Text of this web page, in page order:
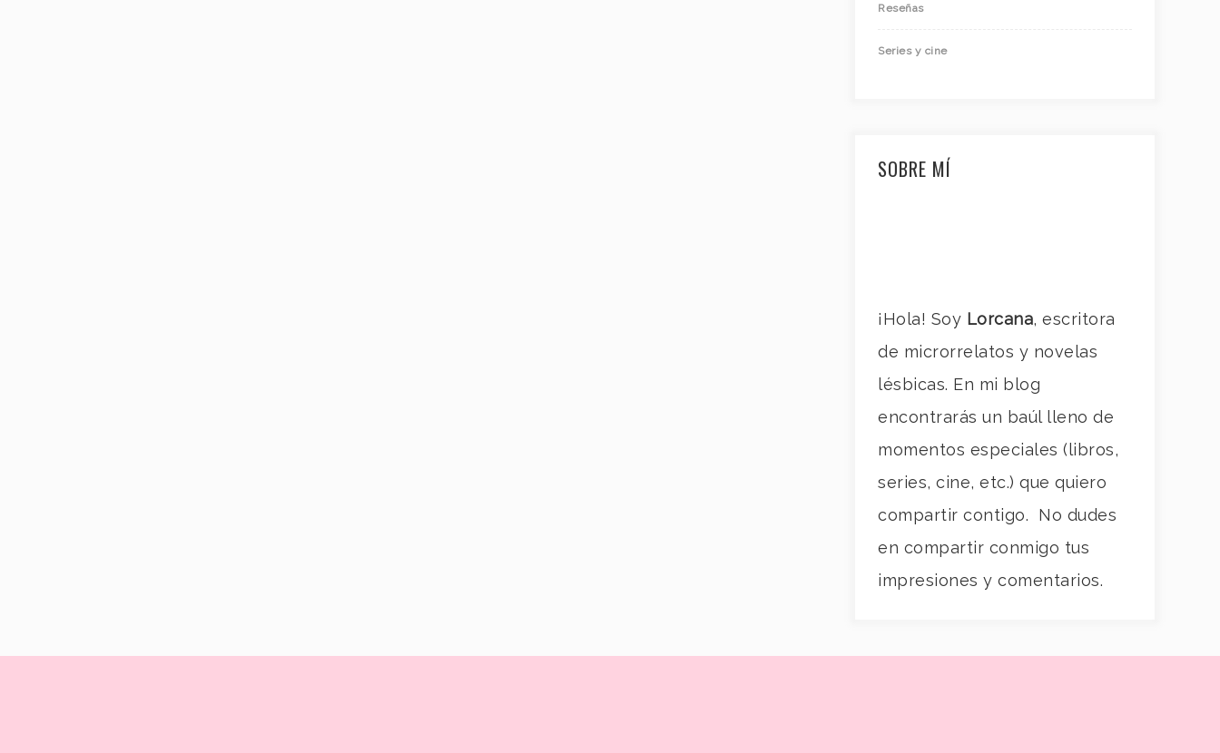
Reseñas
Series y cine
SOBRE MÍ
¡Hola! Soy Lorcana, escritora
de microrrelatos y novelas
lésbicas. En mi blog
encontrarás un baúl lleno de
momentos especiales (libros,
series, cine, etc.) que quiero
compartir contigo. No dudes
en compartir conmigo tus
impresiones y comentarios.